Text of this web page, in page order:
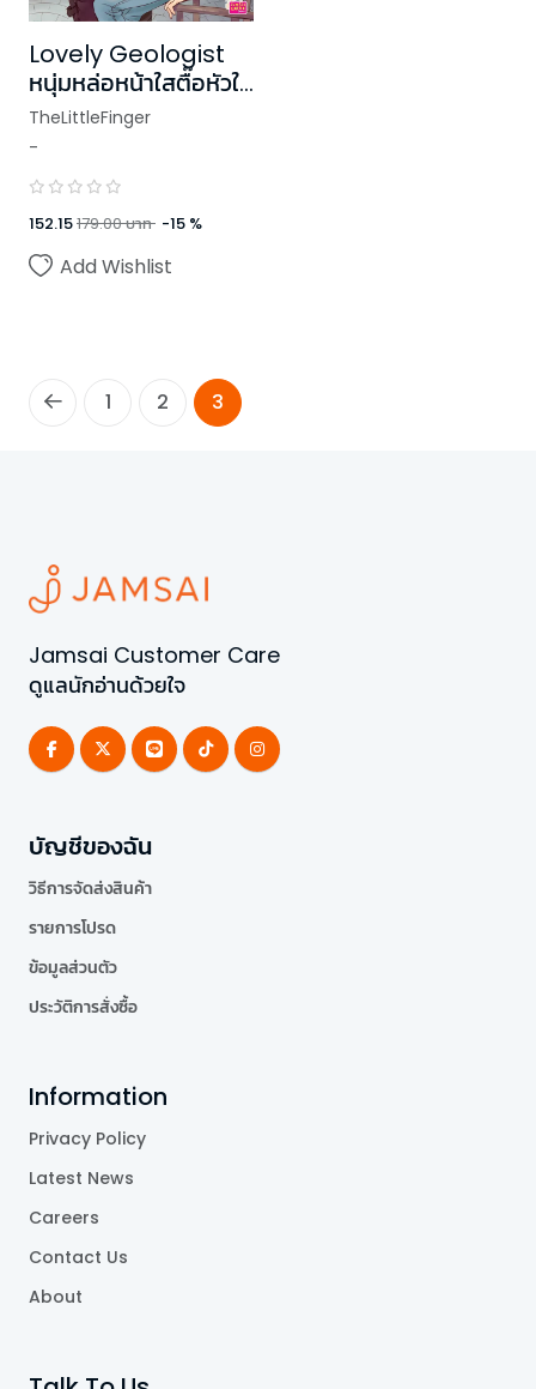
Lovely Geologist
หนุ่มหล่อหน้าใสตื๊อหัวใจ
อ้อนรัก ชุด U Prince
TheLittleFinger
-
152.15179.00บาท -15 %
Add Wishlist
1 2 3
Jamsai Customer Care
ดูแลนักอ่านด้วยใจ
บัญชีของฉัน
วิธีการจัดส่งสินค้า
รายการโปรด
ข้อมูลส่วนตัว
ประวัติการสั่งซื้อ
Information
Privacy Policy
Latest News
Careers
Contact Us
About